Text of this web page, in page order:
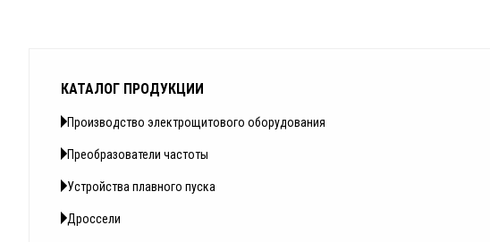
КАТАЛОГ ПРОДУКЦИИ
Производство электрощитового оборудования
Преобразователи частоты
Устройства плавного пуска
Дроссели